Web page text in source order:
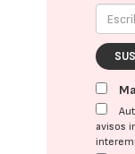
avisos